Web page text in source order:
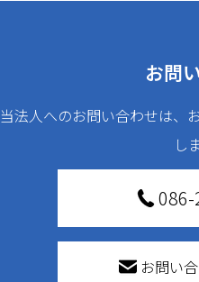
お問
当法人へのお問い合わせは、
し
086-
お問い